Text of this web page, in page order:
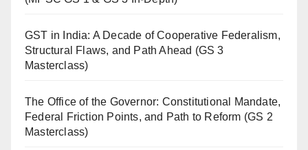
GST in India: A Decade of Cooperative Federalism,
Structural Flaws, and Path Ahead (GS 3
Masterclass)
The Office of the Governor: Constitutional Mandate,
Federal Friction Points, and Path to Reform (GS 2
Masterclass)